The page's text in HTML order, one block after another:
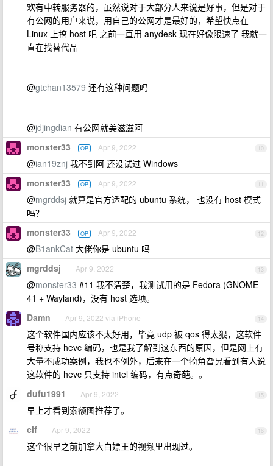
欢有中转服务器的，虽然说对于大部分人来说是好事，但是对于
有公网的用户来说，用自己的公网才是最好的，希望快点在
Linux 上搞 host 吧 之前一直用 anydesk 现在好像限速了 我就一
直在找替代品
@gtchan13579 还有这种问题吗
@jdjingdian 有公网就美滋滋阿
10
monster33 OP Apr 9, 2022
@ian19znj 我不到阿 还没试过 Windows
11
monster33 OP Apr 9, 2022
@mgrddsj 就算是官方适配的 ubuntu 系统， 也没有 host 模式
吗？
12
monster33 OP Apr 9, 2022
@B1ankCat 大佬你是 ubuntu 吗
13
mgrddsj Apr 9, 2022
@monster33 #11 我不清楚，我测试用的是 Fedora (GNOME
41 + Wayland)，没有 host 选项。
14
Damn Apr 9, 2022 via iPhone
这个软件国内应该不太好用，毕竟 udp 被 qos 得太狠，这软件
号称支持 hevc 编码，也是我了解到这东西的原因，但是网上有
大量不成功案例，我也不例外，后来在一个犄角旮旯看到有人说
这软件的 hevc 只支持 intel 编码，有点奇葩。。
15
dufu1991 Apr 9, 2022
早上才看到索额图推荐了。
16
clf Apr 9, 2022
这个很早之前加拿大白嫖王的视频里出现过。